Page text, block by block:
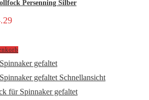
Persenning Silber
Schnellansicht